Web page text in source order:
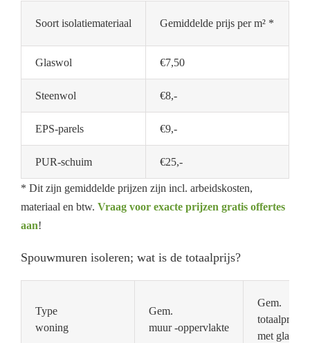
Soort isolatiemateriaal Gemiddelde prijs per m² *
Glaswol €7,50
Steenwol €8,-
EPS-parels €9,-
PUR-schuim €25,-
* Dit zijn gemiddelde prijzen zijn incl. arbeidskosten,
materiaal en btw. Vraag voor exacte prijzen gratis offertes
aan!
Spouwmuren isoleren; wat is de totaalprijs?
Type
woning
Gem.
muur -oppervlakte
Gem.
totaalprijs
met